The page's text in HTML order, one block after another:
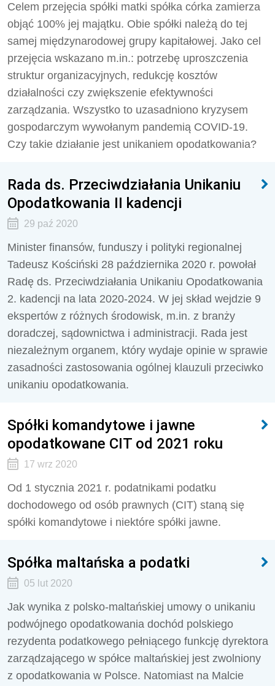
Celem przejęcia spółki matki spółka córka zamierza
objąć 100% jej majątku. Obie spółki należą do tej
samej międzynarodowej grupy kapitałowej. Jako cel
przejęcia wskazano m.in.: potrzebę uproszczenia
struktur organizacyjnych, redukcję kosztów
działalności czy zwiększenie efektywności
zarządzania. Wszystko to uzasadniono kryzysem
gospodarczym wywołanym pandemią COVID-19.
Czy takie działanie jest unikaniem opodatkowania?
Rada ds. Przeciwdziałania Unikaniu
Opodatkowania II kadencji
29 paź 2020
Minister finansów, funduszy i polityki regionalnej
Tadeusz Kościński 28 października 2020 r. powołał
Radę ds. Przeciwdziałania Unikaniu Opodatkowania
2. kadencji na lata 2020-2024. W jej skład wejdzie 9
ekspertów z różnych środowisk, m.in. z branży
doradczej, sądownictwa i administracji. Rada jest
niezależnym organem, który wydaje opinie w sprawie
zasadności zastosowania ogólnej klauzuli przeciwko
unikaniu opodatkowania.
Spółki komandytowe i jawne
opodatkowane CIT od 2021 roku
17 wrz 2020
Od 1 stycznia 2021 r. podatnikami podatku
dochodowego od osób prawnych (CIT) staną się
spółki komandytowe i niektóre spółki jawne.
Spółka maltańska a podatki
05 lut 2020
Jak wynika z polsko-maltańskiej umowy o unikaniu
podwójnego opodatkowania dochód polskiego
rezydenta podatkowego pełniącego funkcję dyrektora
zarządzającego w spółce maltańskiej jest zwolniony
z opodatkowania w Polsce. Natomiast na Malcie